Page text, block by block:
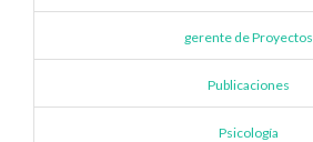
gerente de Proyectos
Publicaciones
Psicología